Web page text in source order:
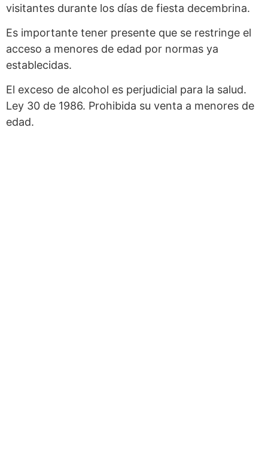
visitantes durante los días de fiesta decembrina.
Es importante tener presente que se restringe el
acceso a menores de edad por normas ya
establecidas.
El exceso de alcohol es perjudicial para la salud.
Ley 30 de 1986. Prohibida su venta a menores de
edad.